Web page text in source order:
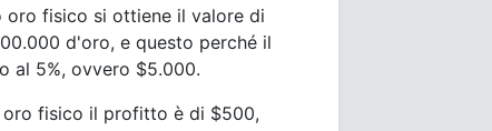
oro fisico si ottiene il valore di
d'oro, e questo perché il
al 5%, ovvero $5.000.
oro fisico il profitto è di $500,